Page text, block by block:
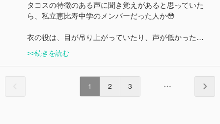
タコスの特徴のある声に聞き覚えがあると思っていた
ら、私立恵比寿中学のメンバーだった人か😳
衣の役は、目が吊り上がっていたり、声が低かった…
>>続きを読む
1 2 3